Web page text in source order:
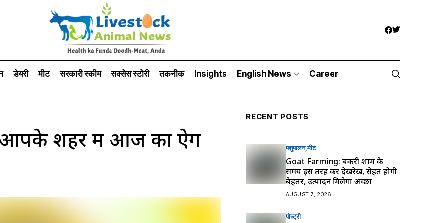
डेयरी मीट सरकारी स्की‍म सक्सेस स्टो‍री तकनीक Insights English News Career
आपके शहर में आज का ऐग
RECENT POSTS
पशुपालन मीट
Goat Farming: बकरी शाम के
समय इस तरह करें देखरेख, सेहत होगी
बेहतर, उत्पादन मिलेगा अच्छा
AUGUST 7, 2026
पोल्ट्री